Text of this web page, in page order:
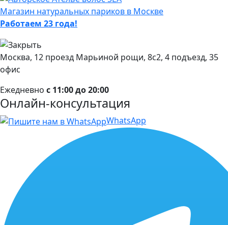
Магазин натуральных париков в Москве
Работаем 23 года!
Москва, 12 проезд Марьиной рощи, 8с2, 4 подъезд, 35
офис
Ежедневно с 11:00 до 20:00
Онлайн-консультация
WhatsApp